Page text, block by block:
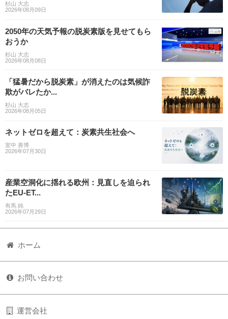
杉山 大志
2026年08月09日
2050年の天気予報の脱炭素版を見せてもら
おうか
杉山 大志
2026年08月08日
「猛暑だから脱炭素」が消えたのは気候詐
欺がバレたか...
杉山 大志
2026年08月05日
ネットゼロを超えて：炭素共生社会へ
室中 善博
2026年07月30日
産業空洞化に揺れる欧州：見直しを迫られ
たEU-ET...
有馬 純
2026年07月29日
ホーム
お問い合わせ
運営会社